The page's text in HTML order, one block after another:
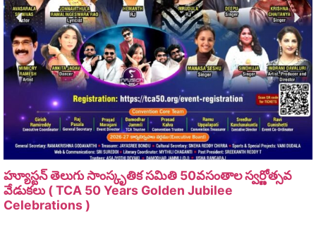
హ్యూస్టన్ తెలుగు సాంస్కృతిక సమితి 50వసంతాల స్వర్ణోత్సవ
వేడుకలు ( TCA 50 Years Golden Jubilee
Celebrations )